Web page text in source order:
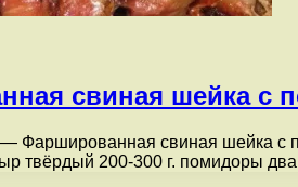
свиная шейка с
Фаршированная свиная шейка с
твёрдый 200-300 г. помидоры